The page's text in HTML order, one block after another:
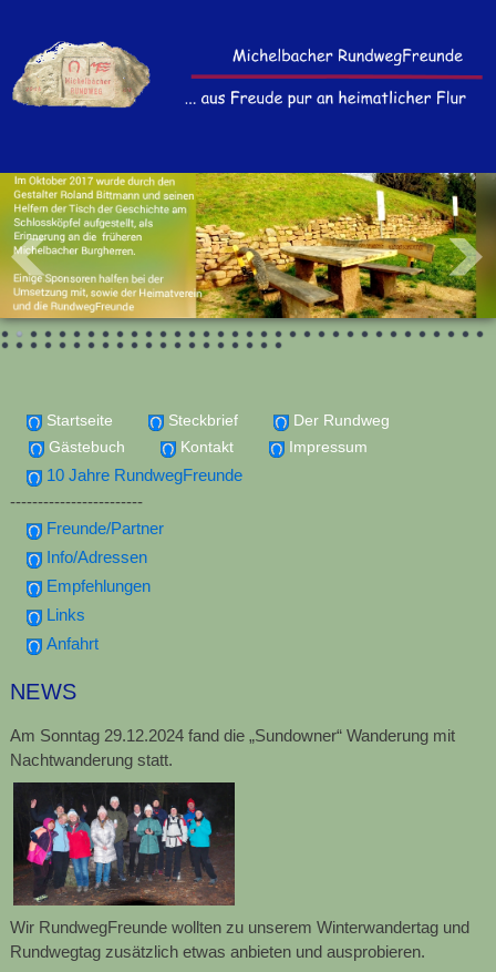
Startseite Steckbrief
Der Rundweg
Gästebuch
Kontakt Impressum
10 Jahre RundwegFreunde
------------------------
Freunde/Partner
Info/Adressen
Empfehlungen
Links
Anfahrt
NEWS
Am Sonntag 29.12.2024 fand die „Sundowner“ Wanderung mit
Nachtwanderung statt.
Wir RundwegFreunde wollten zu unserem Winterwandertag und
Rundwegtag zusätzlich etwas anbieten und ausprobieren.